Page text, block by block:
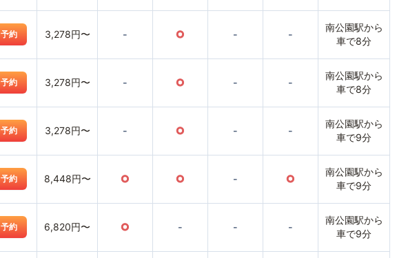
予約 3,278円〜 - ○ - -
南公園駅から
車で8分
予約 3,278円〜 - ○ - -
南公園駅から
車で8分
予約 3,278円〜 - ○ - -
南公園駅から
車で9分
予約 8,448円〜 ○ ○ - ○
南公園駅から
車で9分
予約 6,820円〜 ○ - - -
南公園駅から
車で9分